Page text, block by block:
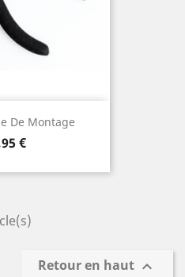
De Montage
€
Retour en haut 